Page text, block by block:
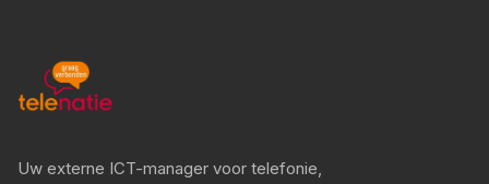
Uw externe ICT-manager voor telefonie,